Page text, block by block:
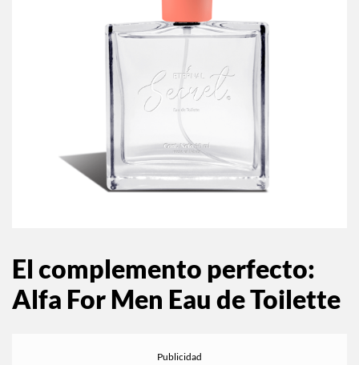
El complemento perfecto:
Alfa For Men Eau de Toilette